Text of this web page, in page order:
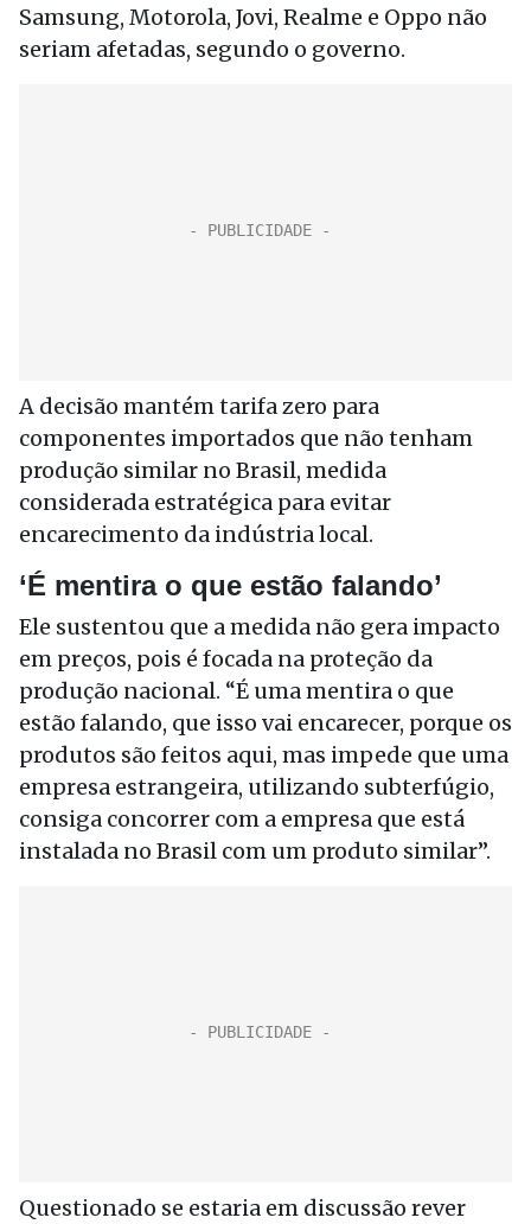
Samsung, Motorola, Jovi, Realme e Oppo não
seriam afetadas, segundo o governo.
A decisão mantém tarifa zero para
componentes importados que não tenham
produção similar no Brasil, medida
considerada estratégica para evitar
encarecimento da indústria local.
‘É mentira o que estão falando’
Ele sustentou que a medida não gera impacto
em preços, pois é focada na proteção da
produção nacional. “É uma mentira o que
estão falando, que isso vai encarecer, porque os
produtos são feitos aqui, mas impede que uma
empresa estrangeira, utilizando subterfúgio,
consiga concorrer com a empresa que está
instalada no Brasil com um produto similar”.
Questionado se estaria em discussão rever